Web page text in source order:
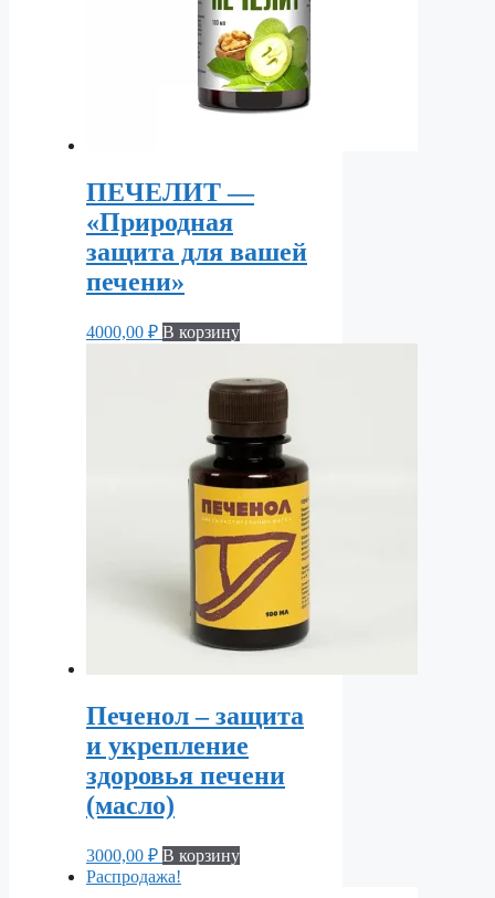
ПЕЧЕЛИТ —
«Природная
защита для вашей
печени»
4000,00 ₽ В корзину
Печенол – защита
и укрепление
здоровья печени
(масло)
3000,00 ₽ В корзину
Распродажа!